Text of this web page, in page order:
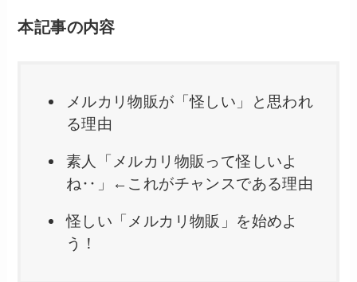
本記事の内容
メルカリ物販が「怪しい」と思われ
る理由
素人「メルカリ物販って怪しいよ
ね‥」←これがチャンスである理由
怪しい「メルカリ物販」を始めよ
う！